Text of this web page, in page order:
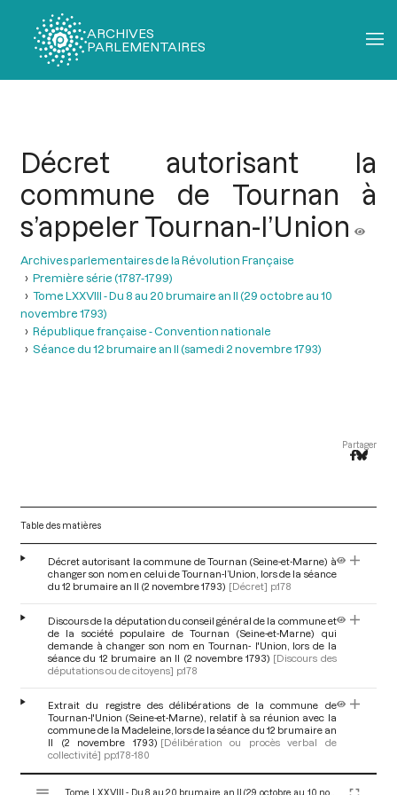
ARCHIVES
PARLEMENTAIRES
Décret autorisant la
commune de Tournan à
s’appeler Tournan-l’Union
Archives parlementaires de la Révolution Française
Première série (1787-1799)
Tome LXXVIII - Du 8 au 20 brumaire an II (29 octobre au 10
novembre 1793)
République française - Convention nationale
Séance du 12 brumaire an II (samedi 2 novembre 1793)
Partager
Table des matières
Décret autorisant la commune de Tournan (Seine-et-Marne) à
changer son nom en celui de Tournan-l’Union, lors de la séance
du 12 brumaire an II (2 novembre 1793) [Décret] p.178
Discours de la députation du conseil général de la commune et
de la société populaire de Tournan (Seine-et-Marne) qui
demande à changer son nom en Tournan- l'Union, lors de la
séance du 12 brumaire an II (2 novembre 1793) [Discours des
députations ou de citoyens] p.178
Extrait du registre des délibérations de la commune de
Tournan-l'Union (Seine-et-Marne), relatif à sa réunion avec la
commune de la Madeleine, lors de la séance du 12 brumaire an
II (2 novembre 1793) [Délibération ou procès verbal de
collectivité] pp.178-180
Extrait du registre des délibérations du conseil général de